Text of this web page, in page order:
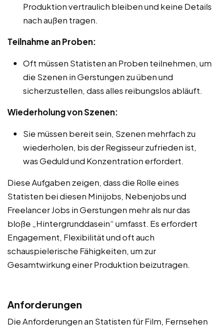
Produktion vertraulich bleiben und keine Details
nach außen tragen.
Teilnahme an Proben:
Oft müssen Statisten an Proben teilnehmen, um
die Szenen in Gerstungen zu üben und
sicherzustellen, dass alles reibungslos abläuft.
Wiederholung von Szenen:
Sie müssen bereit sein, Szenen mehrfach zu
wiederholen, bis der Regisseur zufrieden ist,
was Geduld und Konzentration erfordert.
Diese Aufgaben zeigen, dass die Rolle eines
Statisten bei diesen Minijobs, Nebenjobs und
Freelancer Jobs in Gerstungen mehr als nur das
bloße „Hintergrunddasein“ umfasst. Es erfordert
Engagement, Flexibilität und oft auch
schauspielerische Fähigkeiten, um zur
Gesamtwirkung einer Produktion beizutragen.
Anforderungen
Die Anforderungen an Statisten für Film, Fernsehen